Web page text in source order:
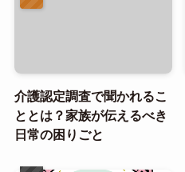
介護認定調査で聞かれるこ
ととは？家族が伝えるべき
日常の困りごと